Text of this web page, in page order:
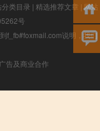
分类目录 | 精选推荐文章 |网站
号
f_fb#foxmail.com说明，我们
告及商业合作